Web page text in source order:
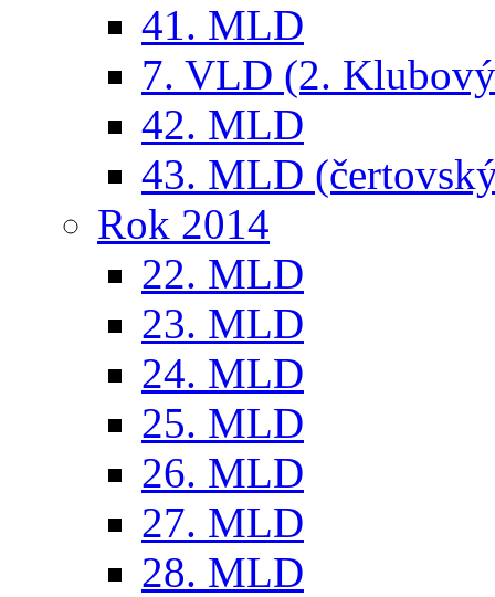
41. MLD
7. VLD (2.
42. MLD
43. MLD
Rok 2014
22. MLD
23. MLD
24. MLD
25. MLD
26. MLD
27. MLD
28. MLD